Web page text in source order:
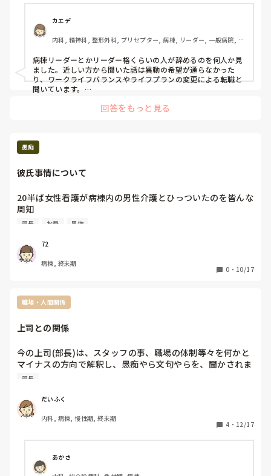
みなさんの病院はいかがですか？
カエデ
内科, 精神科, 整形外科, プリセプター, 病棟, リーダー, 一般病院, 慢
病棟リーダーとかリーダー格くらいの人が辞めるのを何人か見
ました。近しい方から聞いた話は異動の希望が通らなかった
り、ワークライフバランスやライフプランの変更による転職と
聞いています。
役職者の方も一人辞められましたが、それはヘッドハンティン
回答をもっと見る
愚痴
彼氏事情について
20半ば女性看護が病棟内の男性介護とひっついたのを皆んな
周知
2人目らしい
20半ば女性看護は仲の良い同僚には自ら打ち明けたという
この女性、酒にタバコを吸うらしい、気が強い女
上司への忖度が半端ない！
このような女性はこりずに院内で男漁りを繰り返すのかな？
どうでしょうか？
職場で男性介護ばかり狙っている？
別れた時、気まずくならないのかと疑問に思います
同僚からこの話を聞いて男漁りする人とは関わりたくないと
話してたら20前半の女性外人の介護が盗み聞き看護部長へチ
クり
男漁りと言ったのにビッチに変換されてた！笑笑
か？
あらぬ噂を流したと私が看護部長から怒られました
関わりたくないから距離あけたら20半ば女性看護が無視して
ってきました！
あまりに頭にきたから声がデカくなったところ主任が看護部
部長 お局 男性
72
病棟, 終末期
0 ・ 10/17
職場・人間関係
上司との関係
今の上司(部長)は、スタッフの事、職場の体制等々を何かと
マイナスの方向で解釈し、愚痴やら文句やらを、聞かされま
す。時にはスタッフの批判等を所構わず言っているときもあ
私は直属の部下にあたります。遠回しに、私に代わりに動く
ように言っているのか？と感じたりもしますが、納得できな
いことまで配慮するきにはなりません
に、私自身までも同じ考えであると誤解を、受けるのではな
いかと気分が悪くなるときもありますし、恐らく私の批判も
何処かで言っているのだろうと、段々信じられなくなってき
部長
だいふく
内科, 病棟, 慢性期, 終末期
4 ・ 12/17
あかさ